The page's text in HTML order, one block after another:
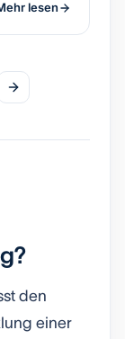
lesen
den
einer